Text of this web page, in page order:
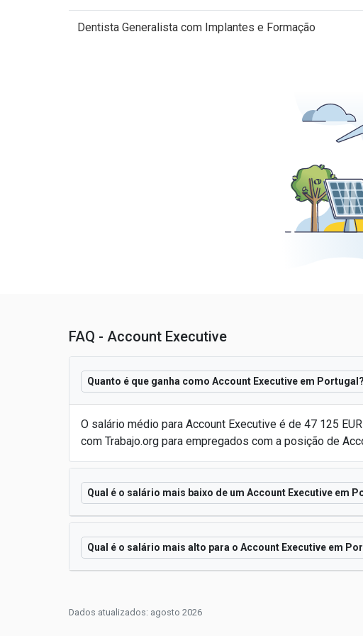
Dentista Generalista com Implantes e Formação
FAQ - Account Executive
Quanto é que ganha como Account Executive em Portugal?
O salário médio para Account Executive é de 47 125
com Trabajo.org para empregados com a posição de
Qual é o salário mais baixo de um Account Executive em
Qual é o salário mais alto para o Account Executive em
Dados atualizados: agosto 2026